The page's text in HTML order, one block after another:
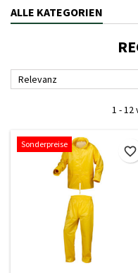
ALLE KATEGORIEN
Relevanz
1 - 12
Sonderpreise
favorite_border